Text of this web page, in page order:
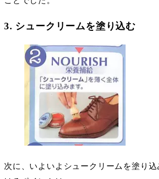
3. シュークリームを塗り込む
次に、いよいよシュークリームを塗り